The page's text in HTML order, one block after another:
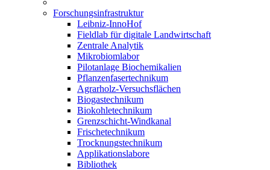
Forschungsinfrastruktur
Leibniz-InnoHof
Fieldlab für digitale Landwirtschaft
Zentrale Analytik
Mikrobiomlabor
Pilotanlage Biochemikalien
Pflanzenfasertechnikum
Agrarholz-Versuchsflächen
Biogastechnikum
Biokohletechnikum
Grenzschicht-Windkanal
Frischetechnikum
Trocknungstechnikum
Applikationslabore
Bibliothek